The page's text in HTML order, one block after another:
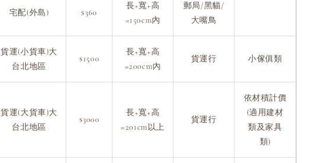
宅配(外島) $360
長+寬+高
=150cm內
郵局/黑貓/
大嘴鳥
貨運(小貨車)大
台北地區
$1500
長+寬+高
=200cm內
貨運行 小傢俱類
貨運(大貨車)大
台北地區
$3000
長+寬+高
=201cm以上
貨運行
依材積計價
(適用建材
類及家具
類)